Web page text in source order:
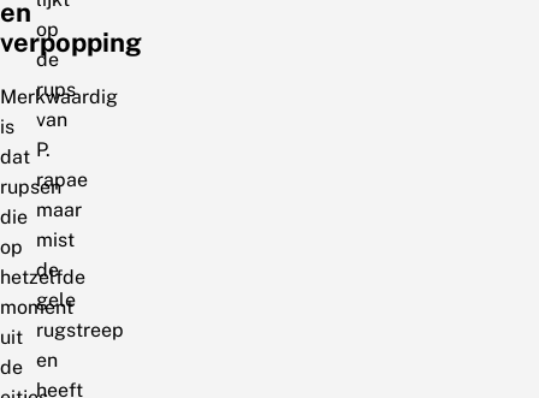
en
verpopping
Merkwaardig
is
dat
rupsen
die
op
hetzelfde
moment
uit
de
op
de
rups
van
P.
rapae
maar
mist
de
gele
rugstreep
en
heeft